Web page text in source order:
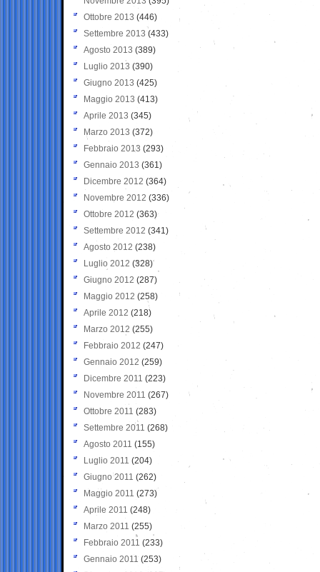
Ottobre 2013 (446)
Settembre 2013 (433)
Agosto 2013 (389)
Luglio 2013 (390)
Giugno 2013 (425)
Maggio 2013 (413)
Aprile 2013 (345)
Marzo 2013 (372)
Febbraio 2013 (293)
Gennaio 2013 (361)
Dicembre 2012 (364)
Novembre 2012 (336)
Ottobre 2012 (363)
Settembre 2012 (341)
Agosto 2012 (238)
Luglio 2012 (328)
Giugno 2012 (287)
Maggio 2012 (258)
Aprile 2012 (218)
Marzo 2012 (255)
Febbraio 2012 (247)
Gennaio 2012 (259)
Dicembre 2011 (223)
Novembre 2011 (267)
Ottobre 2011 (283)
Settembre 2011 (268)
Agosto 2011 (155)
Luglio 2011 (204)
Giugno 2011 (262)
Maggio 2011 (273)
Aprile 2011 (248)
Marzo 2011 (255)
Febbraio 2011 (233)
Gennaio 2011 (253)